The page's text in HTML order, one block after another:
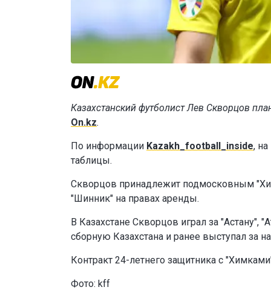
Казахстанский футболист Лев Скворцов
On.kz.
По информации Kazakh_football_inside,
таблицы.
Скворцов принадлежит подмосковным
"Шинник" на правах аренды.
В Казахстане Скворцов играл за "Астану",
сборную Казахстана и ранее выступал за
Контракт 24-летнего защитника с
Фото: kff